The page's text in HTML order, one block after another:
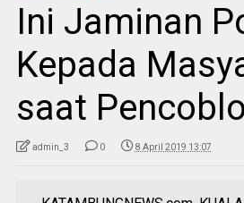
Ini Jaminan
Kepada
saat
admin_3 0 8 April 2019 13:07